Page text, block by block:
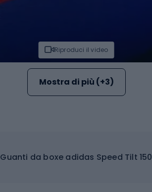
Riproduci il video
Mostra di più (+3)
Guanti da boxe adidas Speed Tilt 150